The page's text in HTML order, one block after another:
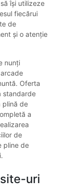
își utilizeze
fiecărui
de
și o atenție
nunți
Oferta
standarde
plină de
a
de
pline de
uri